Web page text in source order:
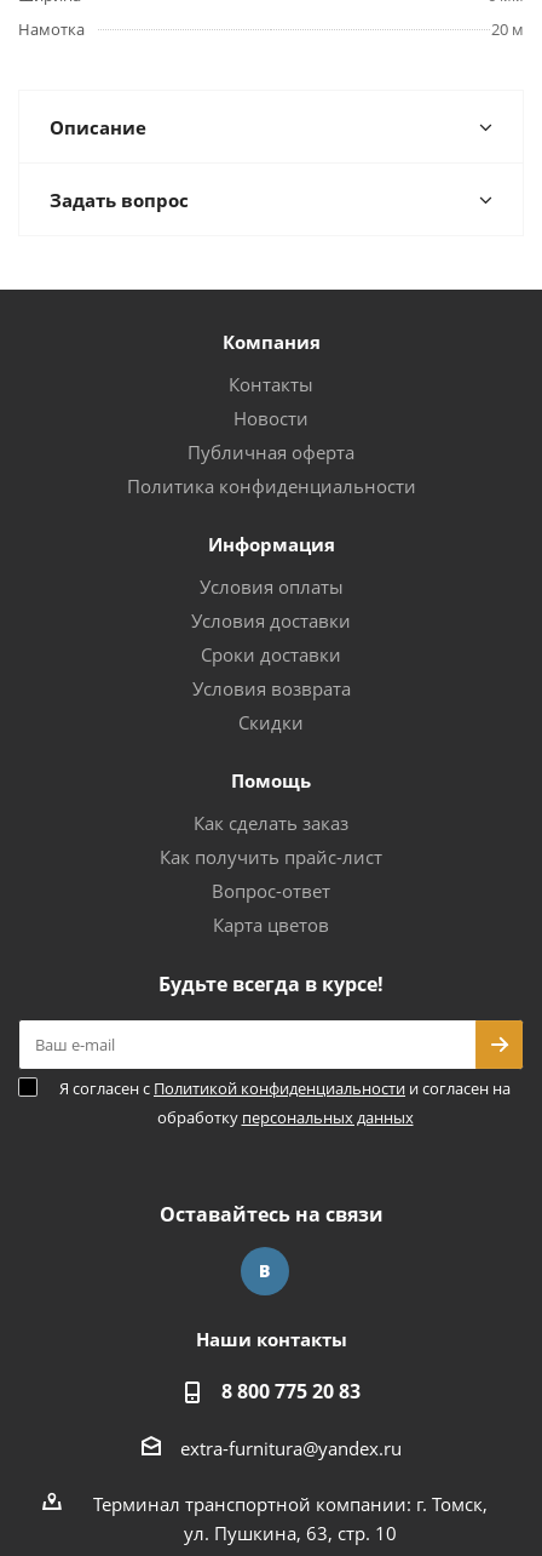
Намотка
20 м
Описание
Задать вопрос
Компания
Контакты
Новости
Публичная оферта
Политика конфиденциальности
Информация
Условия оплаты
Условия доставки
Сроки доставки
Условия возврата
Скидки
Помощь
Как сделать заказ
Как получить прайс-лист
Вопрос-ответ
Карта цветов
Будьте всегда в курсе!
Я согласен с Политикой конфиденциальности и согласен на
обработку персональных данных
Оставайтесь на связи
Наши контакты
8 800 775 20 83
extra-furnitura@yandex.ru
Терминал транспортной компании: г. Томск,
ул. Пушкина, 63, стр. 10